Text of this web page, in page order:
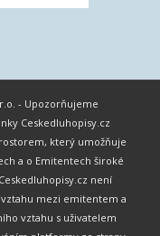
- Upozorňujeme
Ceskedluhopisy.cz
který umožňuje
a o Emitentech široké
není
mezi emitentem a
vztahu s uživatelem